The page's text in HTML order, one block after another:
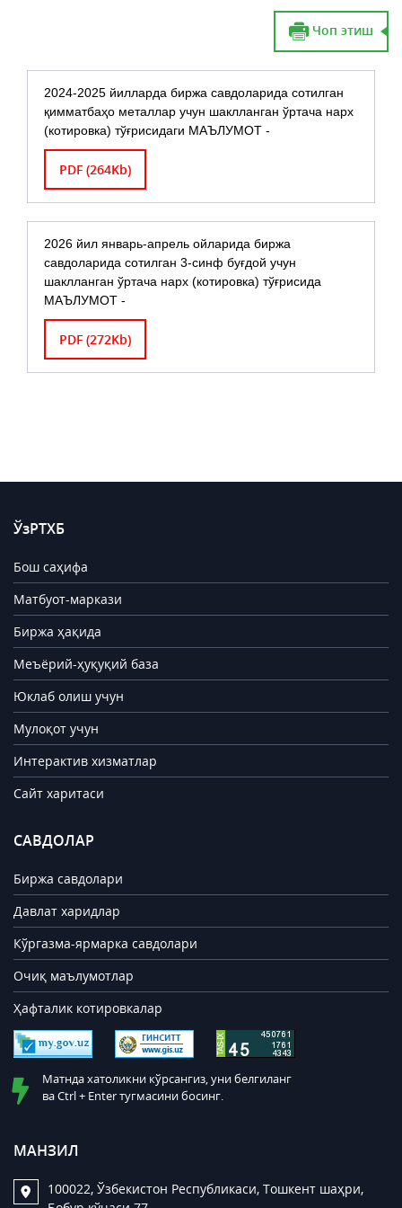
Чоп этиш
2024-2025 йилларда биржа савдоларида сотилган
қимматбаҳо металлар учун шаклланган ўртача нарх
(котировка) тўғрисидаги МАЪЛУМОТ -
PDF (264Kb)
2026 йил январь-апрель ойларида биржа
савдоларида сотилган 3-синф буғдой учун
шаклланган ўртача нарх (котировка) тўғрисида
МАЪЛУМОТ -
PDF (272Kb)
ЎзРТХБ
Бош саҳифа
Матбуот-маркази
Биржа ҳақида
Меъёрий-ҳуқуқий база
Юклаб олиш учун
Мулоқот учун
Интерактив хизматлар
Сайт харитаси
САВДОЛАР
Биржа савдолари
Давлат харидлар
Кўргазма-ярмарка савдолари
Очиқ маълумотлар
Ҳафталик котировкалар
Матнда хатоликни кўрсангиз, уни белгиланг
ва Ctrl + Enter тугмасини босинг.
МАНЗИЛ
100022, Ўзбекистон Республикаси, Тошкент шаҳри,